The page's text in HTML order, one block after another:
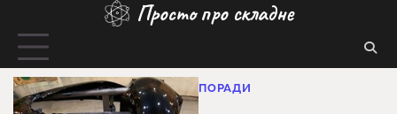
вмісту
Просто про складне
ПОРАДИ